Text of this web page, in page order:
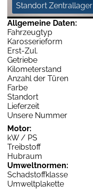
Standort Zentrallager
Allgemeine Daten:
Fahrzeugtyp
Karosserieform
Erst-Zul.
Getriebe
Kilometerstand
Anzahl der Türen
Farbe
Standort
Lieferzeit
Unsere Nummer
Motor:
kW / PS
Treibstoff
Hubraum
Umweltnormen:
Schadstoffklasse
Umweltplakette